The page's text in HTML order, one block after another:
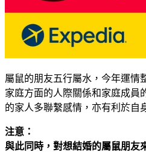
屬鼠的朋友五行屬水，今年運情
家庭方面的人際關係和家庭成員
的家人多聯繫感情，亦有利於自
注意：
與此同時，對想結婚的屬鼠朋友